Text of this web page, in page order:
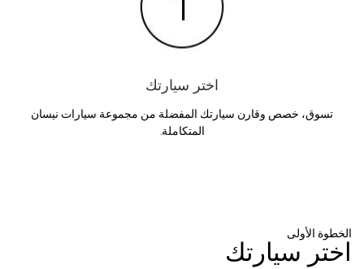
اختر سيارتك
تسوق، خصص وقارن سيارتك المفضلة من مجموعة سيارات نيسان
المتكاملة.
الخطوة الأولى
اختر سيارتك